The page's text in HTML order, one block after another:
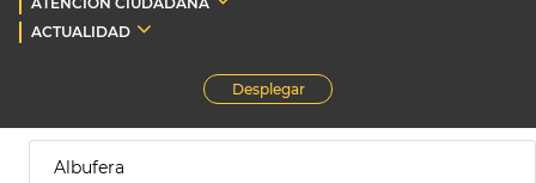
ACTUALIDAD
Desplegar
Albufera